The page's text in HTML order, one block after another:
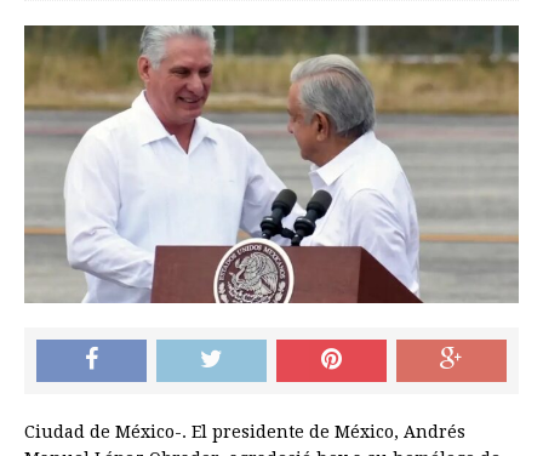
Ciudad de México-. El presidente de México, Andrés